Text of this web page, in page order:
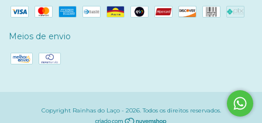
Meios de envio
Copyright Rainhas do Laço - 2026. Todos os direitos reservados.